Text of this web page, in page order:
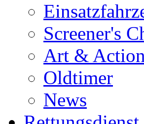
Screener's
Art &
Oldtimer
News